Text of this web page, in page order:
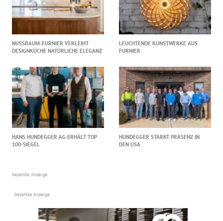
NUSSBAUM‑FURNIER VERLEIHT
DESIGNKÜCHE NATÜRLICHE ELEGANZ
LEUCHTENDE KUNSTWERKE AUS
FURNIER
HANS HUNDEGGER AG ERHÄLT TOP
100-SIEGEL
HUNDEGGER STÄRKT PRÄSENZ IN
DEN USA
bezahlte Anzeige
bezahlte Anzeige